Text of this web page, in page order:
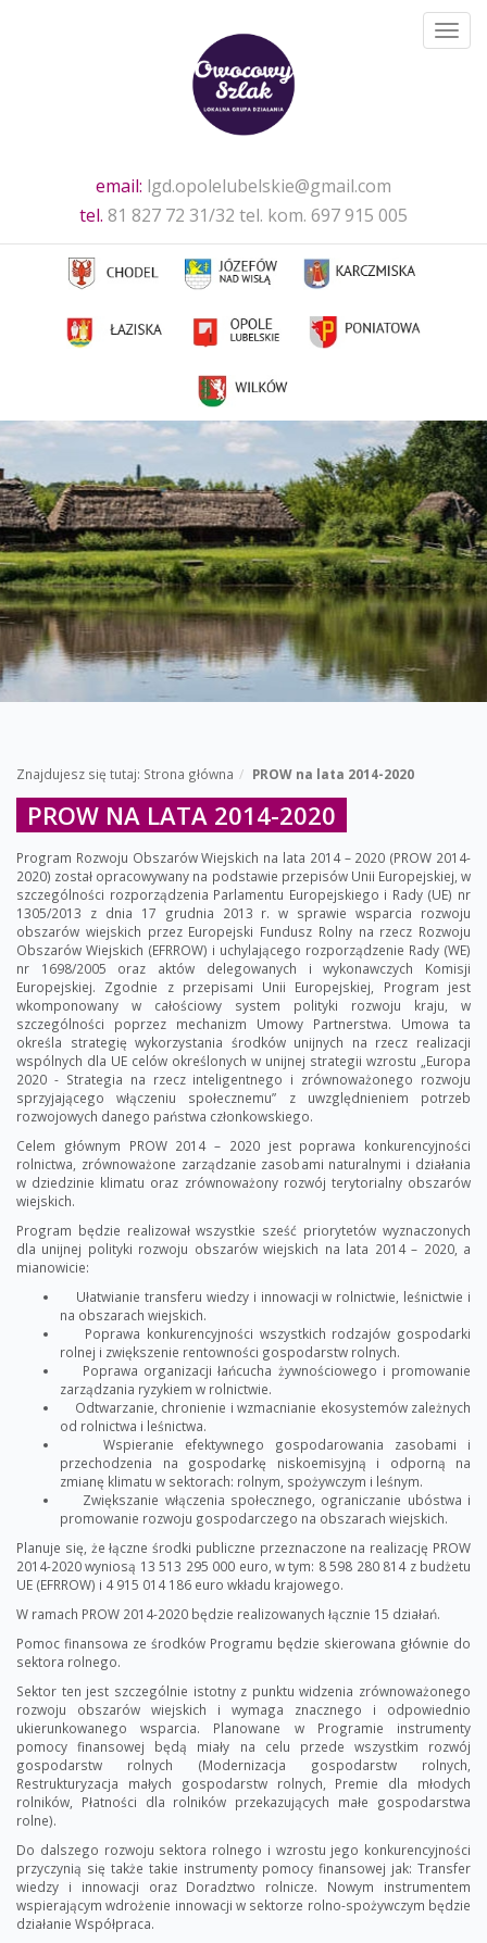
email: lgd.opolelubelskie@gmail.com
tel. 81 827 72 31/32 tel. kom. 697 915 005
Znajdujesz się tutaj: Strona główna PROW na lata 2014-2020
PROW NA LATA 2014-2020
Program Rozwoju Obszarów Wiejskich na lata 2014 – 2020 (PROW 2014-
2020) został opracowywany na podstawie przepisów Unii Europejskiej, w
szczególności rozporządzenia Parlamentu Europejskiego i Rady (UE) nr
1305/2013 z dnia 17 grudnia 2013 r. w sprawie wsparcia rozwoju
obszarów wiejskich przez Europejski Fundusz Rolny na rzecz Rozwoju
Obszarów Wiejskich (EFRROW) i uchylającego rozporządzenie Rady (WE)
nr 1698/2005 oraz aktów delegowanych i wykonawczych Komisji
Europejskiej. Zgodnie z przepisami Unii Europejskiej, Program jest
wkomponowany w całościowy system polityki rozwoju kraju, w
szczególności poprzez mechanizm Umowy Partnerstwa. Umowa ta
określa strategię wykorzystania środków unijnych na rzecz realizacji
wspólnych dla UE celów określonych w unijnej strategii wzrostu „Europa
2020 - Strategia na rzecz inteligentnego i zrównoważonego rozwoju
sprzyjającego włączeniu społecznemu” z uwzględnieniem potrzeb
rozwojowych danego państwa członkowskiego.
Celem głównym PROW 2014 – 2020 jest poprawa konkurencyjności
rolnictwa, zrównoważone zarządzanie zasobami naturalnymi i działania
w dziedzinie klimatu oraz zrównoważony rozwój terytorialny obszarów
wiejskich.
Program będzie realizował wszystkie sześć priorytetów wyznaczonych
dla unijnej polityki rozwoju obszarów wiejskich na lata 2014 – 2020, a
mianowicie:
Ułatwianie transferu wiedzy i innowacji w rolnictwie, leśnictwie i
na obszarach wiejskich.
Poprawa konkurencyjności wszystkich rodzajów gospodarki
rolnej i zwiększenie rentowności gospodarstw rolnych.
Poprawa organizacji łańcucha żywnościowego i promowanie
zarządzania ryzykiem w rolnictwie.
Odtwarzanie, chronienie i wzmacnianie ekosystemów zależnych
od rolnictwa i leśnictwa.
Wspieranie efektywnego gospodarowania zasobami i
przechodzenia na gospodarkę niskoemisyjną i odporną na
zmianę klimatu w sektorach: rolnym, spożywczym i leśnym.
Zwiększanie włączenia społecznego, ograniczanie ubóstwa i
promowanie rozwoju gospodarczego na obszarach wiejskich.
Planuje się, że łączne środki publiczne przeznaczone na realizację PROW
2014-2020 wyniosą 13 513 295 000 euro, w tym: 8 598 280 814 z budżetu
UE (EFRROW) i 4 915 014 186 euro wkładu krajowego.
W ramach PROW 2014-2020 będzie realizowanych łącznie 15 działań.
Pomoc finansowa ze środków Programu będzie skierowana głównie do
sektora rolnego.
Sektor ten jest szczególnie istotny z punktu widzenia zrównoważonego
rozwoju obszarów wiejskich i wymaga znacznego i odpowiednio
ukierunkowanego wsparcia. Planowane w Programie instrumenty
pomocy finansowej będą miały na celu przede wszystkim rozwój
gospodarstw rolnych (Modernizacja gospodarstw rolnych,
Restrukturyzacja małych gospodarstw rolnych, Premie dla młodych
rolników, Płatności dla rolników przekazujących małe gospodarstwa
rolne).
Do dalszego rozwoju sektora rolnego i wzrostu jego konkurencyjności
przyczynią się także takie instrumenty pomocy finansowej jak: Transfer
wiedzy i innowacji oraz Doradztwo rolnicze. Nowym instrumentem
wspierającym wdrożenie innowacji w sektorze rolno-spożywczym będzie
działanie Współpraca.